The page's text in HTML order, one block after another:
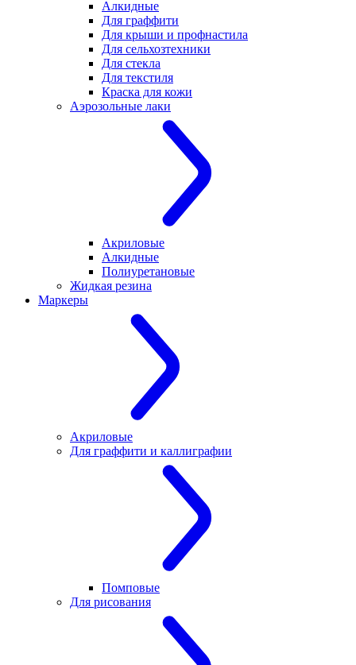
Алкидные
Для граффити
Для крыши и профнастила
Для сельхозтехники
Для стекла
Для текстиля
Краска для кожи
Аэрозольные лаки
Акриловые
Алкидные
Полиуретановые
Жидкая резина
Маркеры
Акриловые
Для граффити и каллиграфии
Помповые
Для рисования